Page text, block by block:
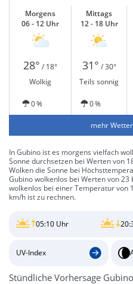
Morgens
06 - 12 Uhr
Mittags
12 - 18 Uhr
28° / 18° 31° / 30°
Wolkig
Teils sonnig
0 % 0 %
mehr
In Gubino ist es morgens vielfach
Sonne durchsetzen bei Werten von
Wolken die Sonne bei
Gubino wolkenlos bei Werten von 23
wolkenlos bei einer Temperatur von
km/h ist zu rechnen.
05:10 Uhr
UV-Index
Stündliche Vorhersage Gubino